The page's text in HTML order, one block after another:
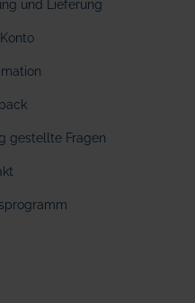
und Lieferung
gestellte Fragen